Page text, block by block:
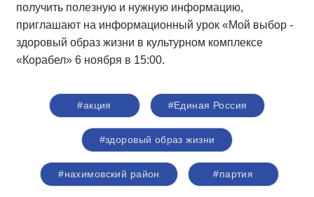
получить полезную и нужную информацию,
приглашают на информационный урок «Мой выбор -
здоровый образ жизни в культурном комплексе
«Корабел» 6 ноября в 15:00.
#акция #Единая Россия
#здоровый образ жизни
#нахимовский район #партия